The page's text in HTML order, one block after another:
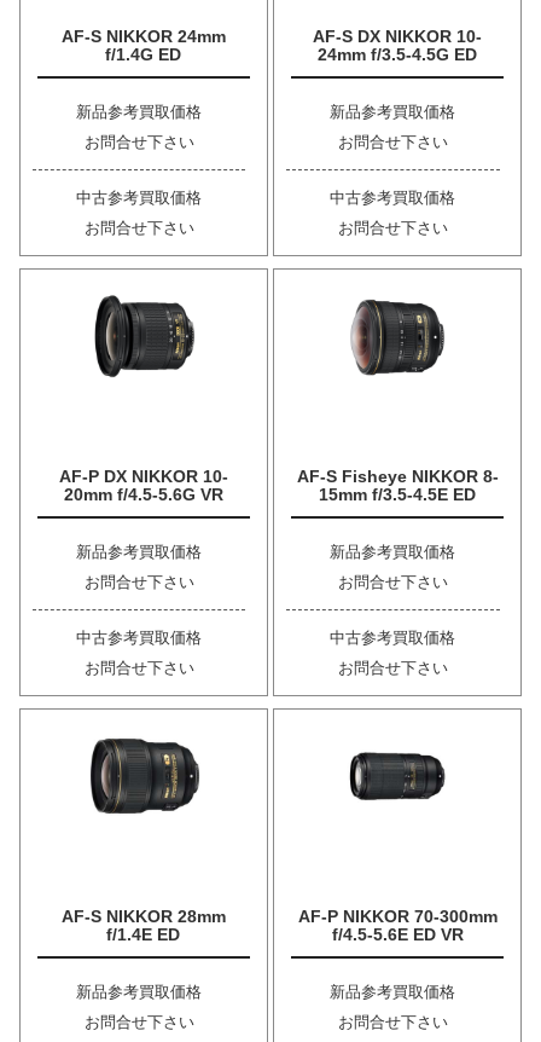
AF-S NIKKOR 24mm
f/1.4G ED
新品参考買取価格
お問合せ下さい
中古参考買取価格
お問合せ下さい
AF-S DX NIKKOR 10-
24mm f/3.5-4.5G ED
新品参考買取価格
お問合せ下さい
中古参考買取価格
お問合せ下さい
AF-P DX NIKKOR 10-
20mm f/4.5-5.6G VR
新品参考買取価格
お問合せ下さい
中古参考買取価格
お問合せ下さい
AF-S Fisheye NIKKOR 8-
15mm f/3.5-4.5E ED
新品参考買取価格
お問合せ下さい
中古参考買取価格
お問合せ下さい
AF-S NIKKOR 28mm
f/1.4E ED
新品参考買取価格
お問合せ下さい
AF-P NIKKOR 70-300mm
f/4.5-5.6E ED VR
新品参考買取価格
お問合せ下さい